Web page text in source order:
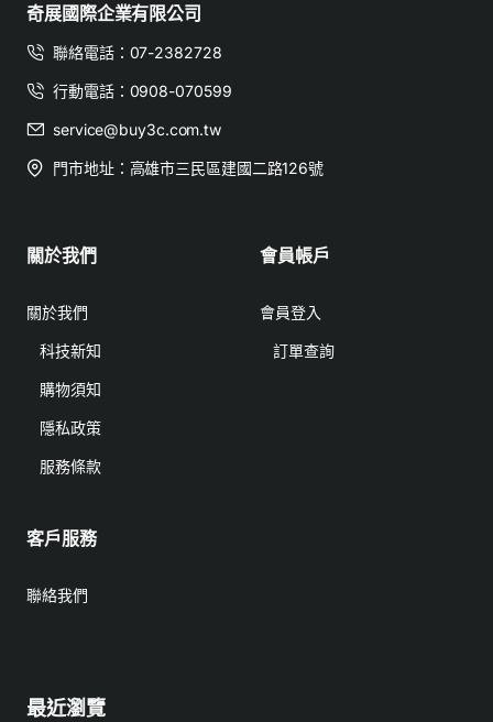
奇展國際企業有限公司
聯絡電話：07-2382728
行動電話：0908-070599
service@buy3c.com.tw
門市地址：高雄市三民區建國二路126號
關於我們
關於我們
科技新知
購物須知
隱私政策
服務條款
會員帳戶
會員登入
訂單查詢
客戶服務
聯絡我們
最近瀏覽